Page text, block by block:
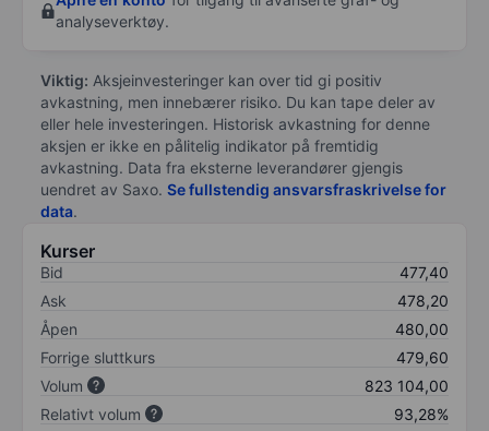
analyseverktøy.
Viktig: Aksjeinvesteringer kan over tid gi positiv
avkastning, men innebærer risiko. Du kan tape deler av
eller hele investeringen. Historisk avkastning for denne
aksjen er ikke en pålitelig indikator på fremtidig
avkastning. Data fra eksterne leverandører gjengis
uendret av Saxo. Se fullstendig ansvarsfraskrivelse for
data.
Kurser
Bid
477,40
Ask
478,20
Åpen
480,00
Forrige sluttkurs
479,60
Volum
823 104,00
Relativt volum
93,28%